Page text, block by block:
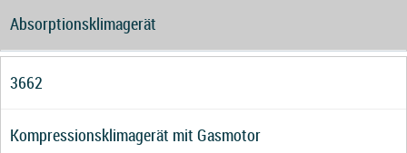
Absorptionsklimagerät
3662
Kompressionsklimagerät mit Gasmotor